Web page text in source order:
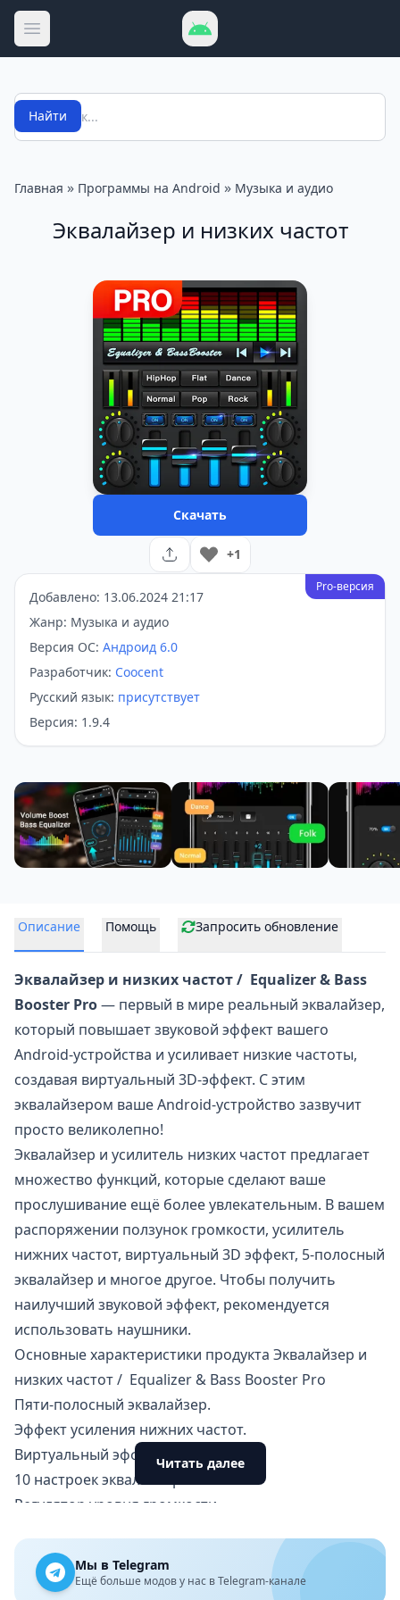
Открыть меню
Поиск
Найти
Главная » Программы на Android » Музыка и аудио
Эквалайзер и низких частот
Скачать
+1
Pro-версия
Добавлено: 13.06.2024 21:17
Жанр: Музыка и аудио
Версия ОС: Андроид 6.0
Разработчик: Coocent
Русский язык: присутствует
Версия: 1.9.4
Описание Помощь Запросить обновление
Эквалайзер и низких частот / Equalizer & Bass
Booster Pro— первый в мире реальный эквалайзер,
который повышает звуковой эффект вашего
Android-устройства и усиливает низкие частоты,
создавая виртуальный 3D-эффект. С этим
эквалайзером ваше Android-устройство зазвучит
просто великолепно!
Эквалайзер и усилитель низких частот предлагает
множество функций, которые сделают ваше
прослушивание ещё более увлекательным. В вашем
распоряжении ползунок громкости, усилитель
нижних частот, виртуальный 3D эффект, 5-полосный
эквалайзер и многое другое. Чтобы получить
наилучший звуковой эффект, рекомендуется
использовать наушники.
Основные характеристики продукта Эквалайзер и
низких частот / Equalizer & Bass Booster Pro
Пяти-полосный эквалайзер.
Эффект усиления нижних частот.
Виртуальный эффект 3D-звучания.
10 настроек эквалайзера.
Регулятор уровня громкости.
4 быстрых виджета для рабочего стола.
Этот эквалайзер совместим с большинством
Читать далее
Мы в Telegram
Ещё больше модов у нас в Telegram-канале